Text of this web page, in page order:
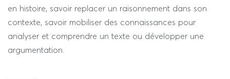
en histoire, savoir replacer un raisonnement dans son
contexte, savoir mobiliser des connaissances pour
analyser et comprendre un texte ou développer une
argumentation.